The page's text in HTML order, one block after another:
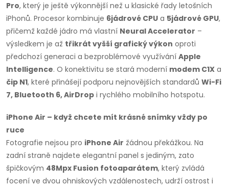
Pro, který je ještě výkonnější než u klasické řady letošních
iPhonů. Procesor kombinuje 6jádrové CPU a 5jádrové GPU,
přičemž každé jádro má vlastní Neural Accelerator –
výsledkem je až třikrát vyšší grafický výkon oproti
předchozí generaci a bezproblémové využívání Apple
Intelligence. O konektivitu se stará moderní modem C1X a
čip N1, které přinášejí podporu nejnovějších standardů Wi-Fi
7, Bluetooth 6, AirDrop i rychlého mobilního hotspotu.
iPhone Air – když chcete mít krásné snímky vždy po
ruce
Fotografie nejsou pro iPhone Air žádnou překážkou. Na
zadní straně najdete elegantní panel s jediným, zato
špičkovým 48Mpx Fusion fotoaparátem, který zvládá
focení ve dvou ohniskových vzdálenostech, udrží ostrost i